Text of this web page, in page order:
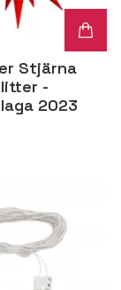
Stjärna
-
2023